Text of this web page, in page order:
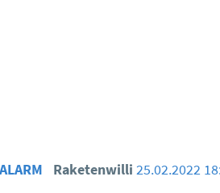
Raketenwilli 25.02.2022